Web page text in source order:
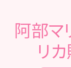
阿部
リ